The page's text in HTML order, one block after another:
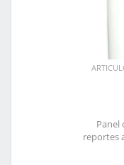
Panel
reportes